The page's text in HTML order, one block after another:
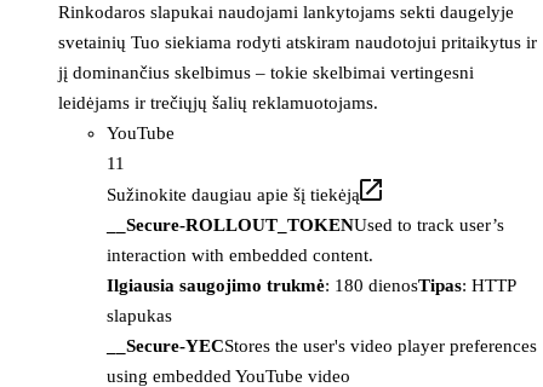
Rinkodaros slapukai naudojami lankytojams sekti daugelyje
svetainių Tuo siekiama rodyti atskiram naudotojui pritaikytus ir
jį dominančius skelbimus – tokie skelbimai vertingesni
leidėjams ir trečiųjų šalių reklamuotojams.
YouTube
11
Sužinokite daugiau apie šį tiekėją
__Secure-ROLLOUT_TOKENUsed to track user’s
interaction with embedded content.
Ilgiausia saugojimo trukmė: 180 dienosTipas: HTTP
slapukas
__Secure-YECStores the user's video player preferences
using embedded YouTube video